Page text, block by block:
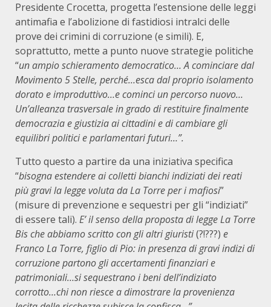
Presidente Crocetta, progetta l’estensione delle leggi
antimafia e l’abolizione di fastidiosi intralci delle
prove dei crimini di corruzione (e simili). E,
soprattutto, mette a punto nuove strategie politiche
“un ampio schieramento democratico… A cominciare dal
Movimento 5 Stelle, perché…esca dal proprio isolamento
dorato e improduttivo…e cominci un percorso nuovo…
Un’alleanza trasversale in grado di restituire finalmente
democrazia e giustizia ai cittadini e di cambiare gli
equilibri politici e parlamentari futuri…”.
Tutto questo a partire da una iniziativa specifica
“bisogna estendere ai colletti bianchi indiziati dei reati
più gravi la legge voluta da La Torre per i mafiosi”
(misure di prevenzione e sequestri per gli “indiziati”
di essere tali). E’ il senso della proposta di legge La Torre
Bis che abbiamo scritto con gli altri giuristi(?!???) e
Franco La Torre, figlio di Pio: in presenza di gravi indizi di
corruzione partono gli accertamenti finanziari e
patrimoniali…si sequestrano i beni dell’indiziato
corrotto…chi non riesce a dimostrare la provenienza